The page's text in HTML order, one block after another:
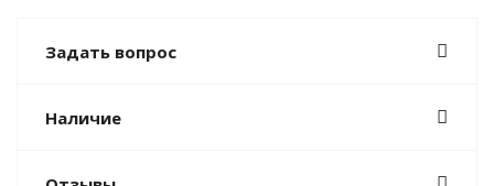
Задать вопрос
Наличие